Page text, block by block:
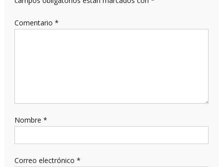
Comentario *
Nombre *
Correo electrónico *